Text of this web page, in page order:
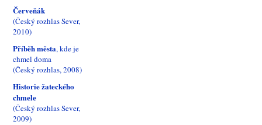
Červeňák
(Český rozhlas Sever,
2010)
Příběh města, kde je
chmel doma
(Český rozhlas, 2008)
Historie žateckého
chmele
(Český rozhlas Sever,
2009)